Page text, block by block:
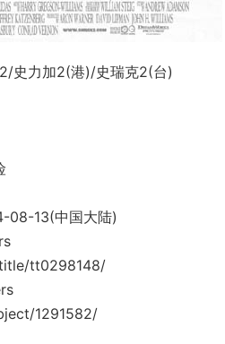
史力加2(港)/史瑞克2(台)
13(中国大陆)
tt0298148/
1291582/